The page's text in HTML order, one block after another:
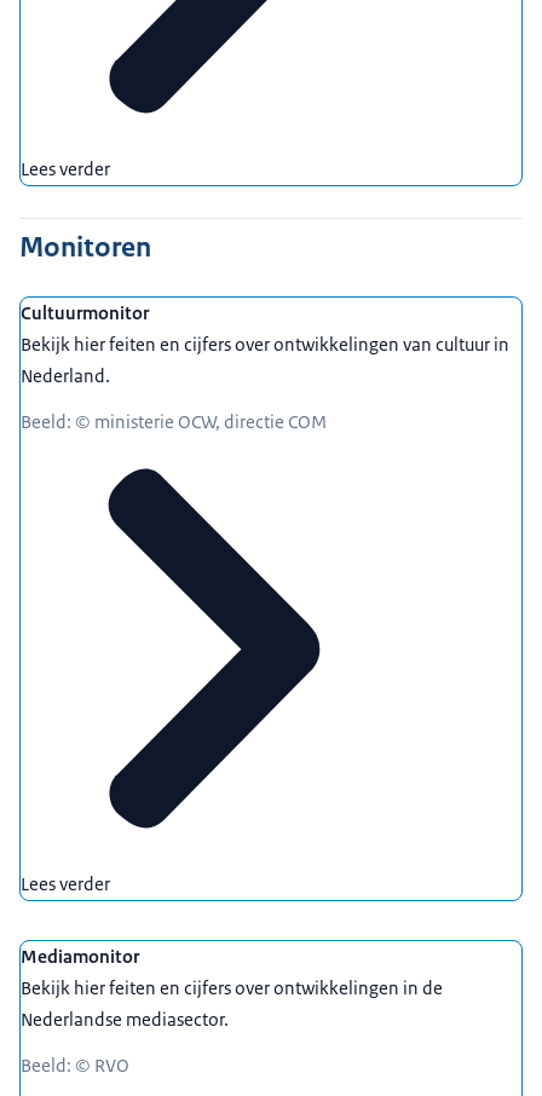
Lees verder
Monitoren
Cultuurmonitor
Bekijk hier feiten en cijfers over ontwikkelingen van cultuur in
Nederland.
Beeld: © ministerie OCW, directie COM
Lees verder
Mediamonitor
Bekijk hier feiten en cijfers over ontwikkelingen in de
Nederlandse mediasector.
Beeld: © RVO